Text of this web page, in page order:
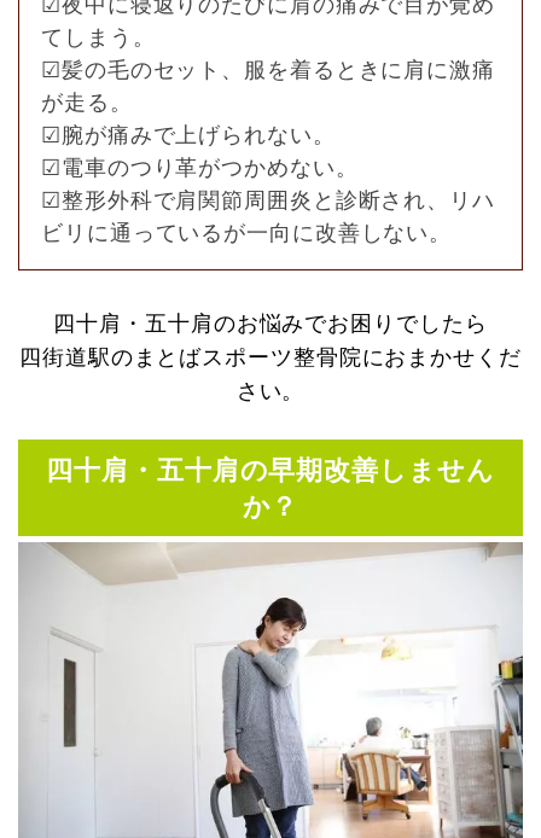
てしまう。
☑︎髪の毛のセット、服を着るときに肩に激痛
が走る。
☑︎腕が痛みで上げられない。
☑︎電車のつり革がつかめない。
☑整形外科で肩関節周囲炎と診断され、リハ
ビリに通っているが一向に改善しない。
四十肩・五十肩のお悩みでお困りでしたら
四街道駅のまとばスポーツ整骨院におまかせくだ
さい。
四十肩・五十肩の早期改善しません
か？